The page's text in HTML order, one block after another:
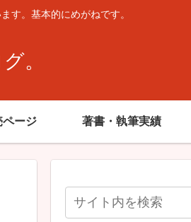
す。基本的にめがねです。
。
ページ 著書・執筆実績